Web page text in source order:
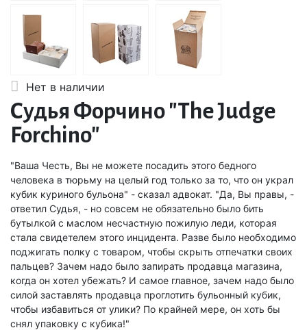
Нет в наличии
Судья Форчино "The Judge
Forchino"
"Ваша Честь, Вы не можете посадить этого бедного
человека в тюрьму на целый год только за то, что он украл
кубик куриного бульона" - сказал адвокат. "Да, Вы правы, -
ответил Судья, - но совсем не обязательно было бить
бутылкой с маслом несчастную пожилую леди, которая
стала свидетелем этого инцидента. Разве было необходимо
поджигать полку с товаром, чтобы скрыть отпечатки своих
пальцев? Зачем надо было запирать продавца магазина,
когда он хотел убежать? И самое главное, зачем надо было
силой заставлять продавца проглотить бульонный кубик,
чтобы избавиться от улики? По крайней мере, он хоть бы
снял упаковку с кубика!"